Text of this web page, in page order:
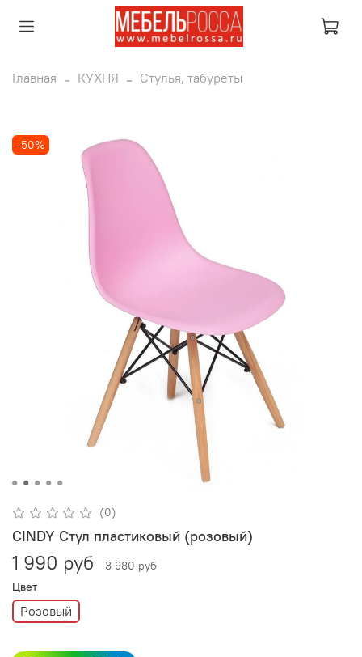
Главная КУХНЯ Стулья, табуреты
-50%
(0)
CINDY Стул пластиковый (розовый)
1 990 руб
3 980 руб
Цвет
Розовый